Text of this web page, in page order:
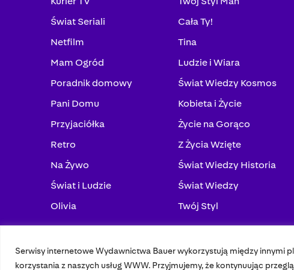
Serwisy internetowe Wydawnictwa Bauer wykorzystują między
korzystania z naszych usług WWW. Przyjmujemy, że kontynuując
Świat Seriali
Netfilm
Mam Ogród
Poradnik domowy
Pani Domu
Przyjaciółka
Retro
Na Żywo
Świat i Ludzie
Olivia
Cała Ty!
Tina
Ludzie i Wiara
Świat Wiedzy Kosmos
Kobieta i Życie
Życie na Gorąco
Z Życia Wzięte
Świat Wiedzy Historia
Świat Wiedzy
Twój Styl
© 2023 Bauer Media Group, All Rights Reserved.